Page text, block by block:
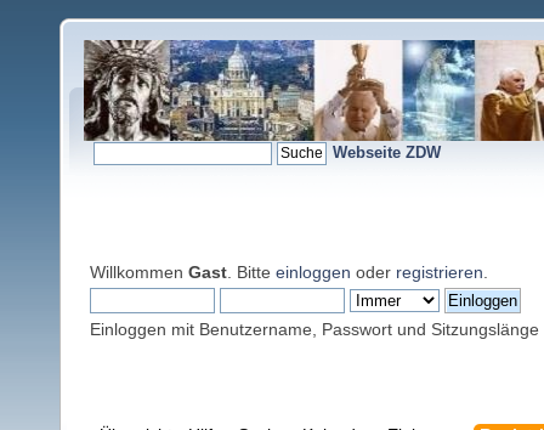
Webseite ZDW
Willkommen Gast . Bitte einloggen oder registrieren
Einloggen mit Benutzername, Passwort und Sitzungslänge